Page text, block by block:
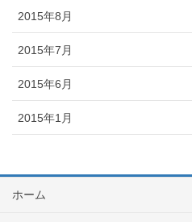
2015年8月
2015年7月
2015年6月
2015年1月
ホーム